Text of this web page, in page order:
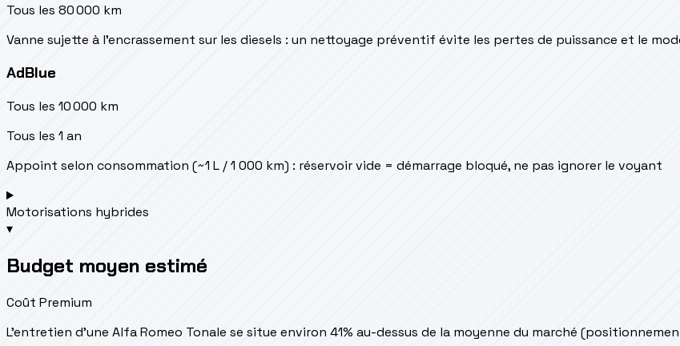
Tous les 80 000 km
Vanne sujette à l'encrassement sur les diesels : un nettoyage préventif évite les pertes de puissance et le
AdBlue
Tous les 10 000 km
Tous les 1 an
Appoint selon consommation (~1 L / 1 000 km) : réservoir vide = démarrage bloqué, ne pas ignorer le voyant
Motorisations hybrides
▾
Budget moyen estimé
Coût Premium
L'entretien d'une Alfa Romeo Tonale se situe environ 41% au-dessus de la moyenne du marché